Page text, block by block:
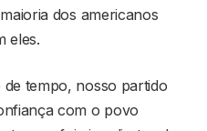
dos americanos
eles.
tempo, nosso partido
com o povo